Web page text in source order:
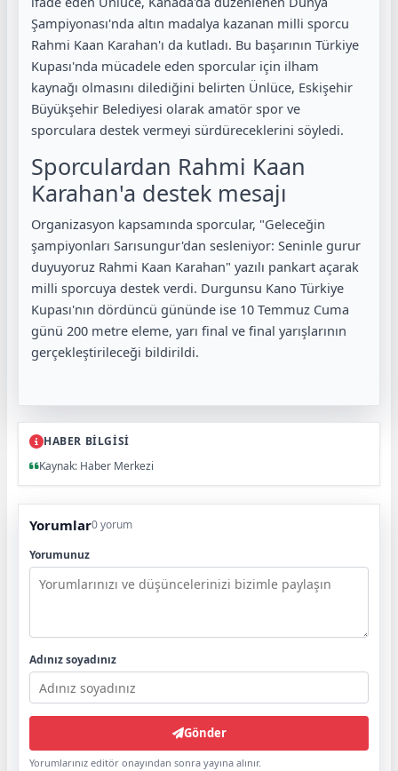
Şampiyonası'nda altın madalya kazanan milli sporcu
Rahmi Kaan Karahan'ı da kutladı. Bu başarının Türkiye
Kupası'nda mücadele eden sporcular için ilham
kaynağı olmasını dilediğini belirten Ünlüce, Eskişehir
Büyükşehir Belediyesi olarak amatör spor ve
sporculara destek vermeyi sürdüreceklerini söyledi.
Sporculardan Rahmi Kaan
Karahan'a destek mesajı
Organizasyon kapsamında sporcular, "Geleceğin
şampiyonları Sarısungur'dan sesleniyor: Seninle gurur
duyuyoruz Rahmi Kaan Karahan" yazılı pankart açarak
milli sporcuya destek verdi. Durgunsu Kano Türkiye
Kupası'nın dördüncü gününde ise 10 Temmuz Cuma
günü 200 metre eleme, yarı final ve final yarışlarının
gerçekleştirileceği bildirildi.
HABER BİLGİSİ
Kaynak: Haber Merkezi
Yorumlar0 yorum
Yorumunuz
Adınız soyadınız
Gönder
Yorumlarınız editör onayından sonra yayına alınır.